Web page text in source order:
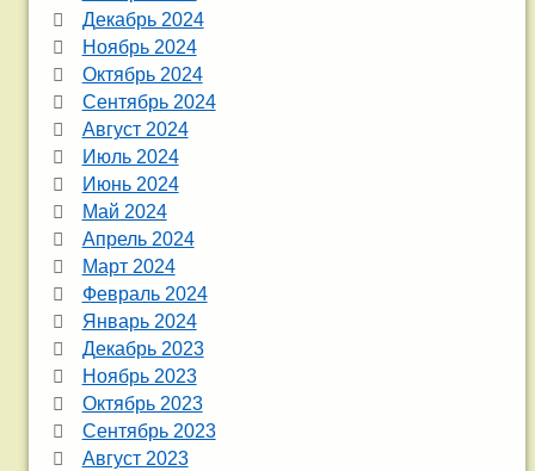
Декабрь 2024
Ноябрь 2024
Октябрь 2024
Сентябрь 2024
Август 2024
Июль 2024
Июнь 2024
Май 2024
Апрель 2024
Март 2024
Февраль 2024
Январь 2024
Декабрь 2023
Ноябрь 2023
Октябрь 2023
Сентябрь 2023
Август 2023